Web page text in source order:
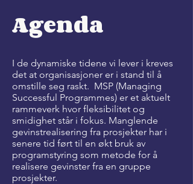
Agenda
I de dynamiske tidene vi lever i kreves
det at organisasjoner er i stand til å
omstille seg raskt. MSP (Managing
Successful Programmes) er et aktuelt
rammeverk hvor fleksibilitet og
smidighet står i fokus. Manglende
gevinstrealisering fra prosjekter har i
senere tid ført til en økt bruk av
programstyring som metode for å
realisere gevinster fra en gruppe
prosjekter.